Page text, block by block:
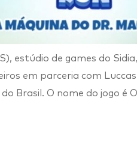
estúdio de games do
em parceria com
Brasil. O nome do jogo é